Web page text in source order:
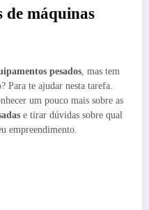
de máquinas
pesados , mas tem
Para te ajudar nesta tarefa.
um pouco mais sobre as
e tirar dúvidas sobre qual
empreendimento.